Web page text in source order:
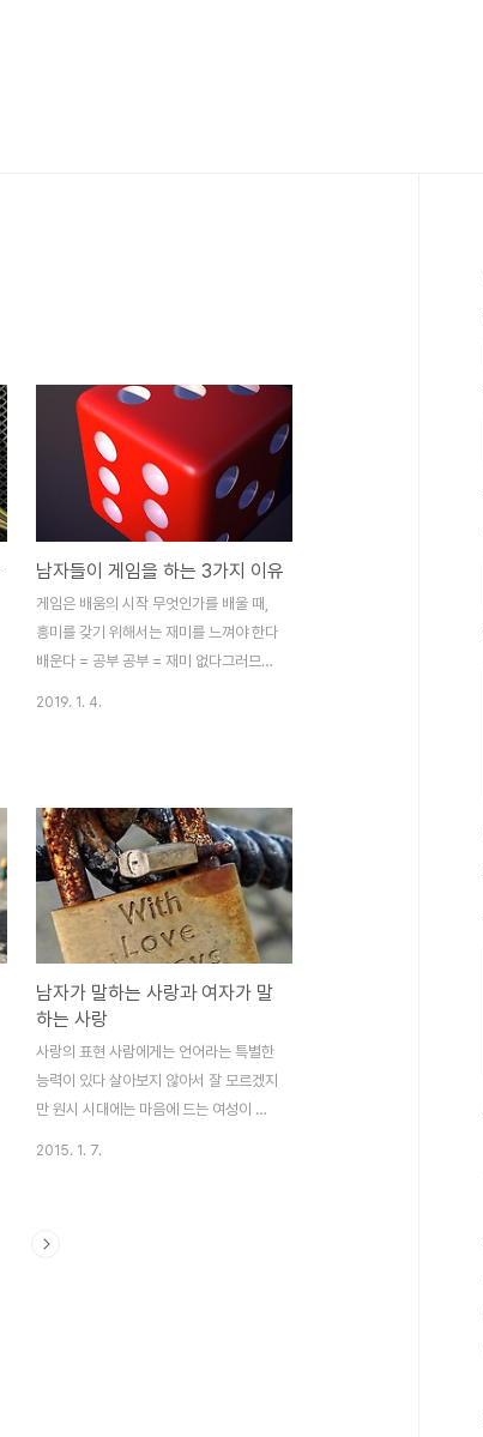
남자들이 게임을 하는 3가지 이유
게임은 배움의 시작 무엇인가를 배울 때,
흥미를 갖기 위해서는 재미를 느껴야 한다
배운다 = 공부 공부 = 재미 없다그러므로,
이 마치 놀이처럼 배우는 걸 시작하면 어
떨까였을 것이다 놀이 = 재미재미 = 계속
하고 싶다그러므로, 놀이는 계속하고 싶다
같은 시간을 투자 하더라도 게임할 때 지
나가는 시간은그렇게 빠를 수 없다 재미가
있기 때문에 시간 가는 줄 모르는 것이다
미 있다고 가르쳐 주지 않아도 재미 있기
라는 틀을 바탕으로 시대가 발전하면서 다
양한 게임들이 나오..
2019. 1. 4.
남자가 말하는 사랑과 여자가 말
하는 사랑
사랑의 표현 사람에게는 언어라는 특별한
능력이 있다 살아보지 않아서 잘 모르겠지
만 원시 시대에는 마음에 드는 여성이 있
머리가 남아 날리 없겠다 뻑치기도 아니고
2015. 1. 7.